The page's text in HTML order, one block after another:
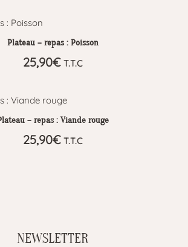
Plateau – repas : Poisson
25,90€ T.T.C
– repas : Viande rouge
25,90€ T.T.C
NEWSLETTER